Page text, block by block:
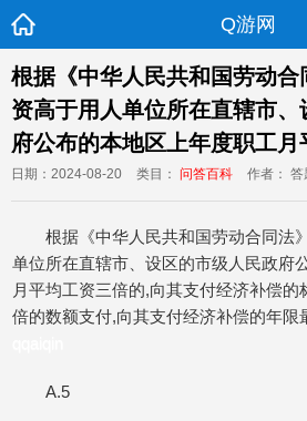
Q游网
根据《中华人民共和国劳动
资高于用人单位所在直辖市
府公布的本地区上年度职工月
日期：2024-08-20 类目： 问答百科 作者：
根据《中华人民共和国劳动合同法
单位所在直辖市、设区的市级人民政府
月平均工资三倍的,向其支付经济补偿的
倍的数额支付,向其支付经济补偿的年限
A.5